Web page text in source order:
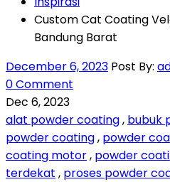
Custom Cat Coating
Bandung Barat
December 6, 2023 Post By:
0 Comment
Dec 6, 2023
alat powder coating, bubuk
powder coating, powder
coating motor, powder
terdekat , proses powder